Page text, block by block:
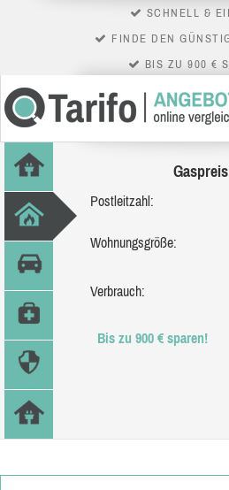
SCHNELL &
FINDE DEN
BIS ZU 900 €
Postleitzahl:
Wohnungsgröße:
Verbrauch:
Bis zu 900 € sparen!